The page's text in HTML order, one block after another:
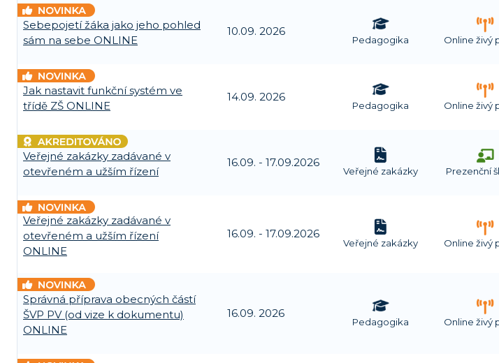
Sebepojetí žáka jako jeho pohled
sám na sebe ONLINE
10.09. 2026
Pedagogika Online živý
Jak nastavit funkční systém ve
třídě ZŠ ONLINE
14.09. 2026
Pedagogika Online živý
Veřejné zakázky zadávané v
otevřeném a užším řízení
16.09. - 17.09.2026
Veřejné zakázky Prezenční
Veřejné zakázky zadávané v
otevřeném a užším řízení
ONLINE
16.09. - 17.09.2026
Veřejné zakázky Online živý
Správná příprava obecných částí
ŠVP PV (od vize k dokumentu)
ONLINE
16.09. 2026
Pedagogika Online živý